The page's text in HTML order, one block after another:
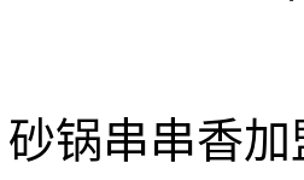
串串香加